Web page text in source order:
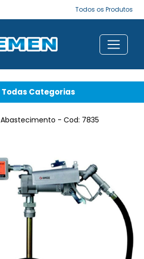
Todos os Produtos
Todas Categorias
Abastecimento - Cod: 7835